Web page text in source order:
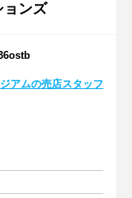
ョンズ
アムの売店スタッフ